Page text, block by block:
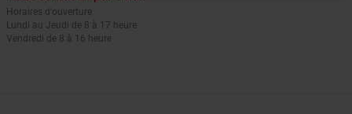
Horaires d'ouverture
Lundi au Jeudi de 8 à 17 heure
Vendredi de 8 à 16 heure